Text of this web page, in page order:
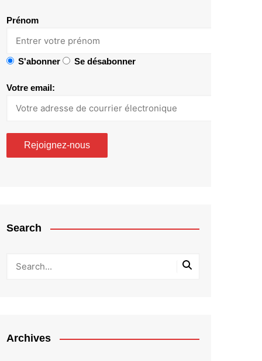
Prénom
S'abonner Se désabonner
Votre email:
Search
Archives